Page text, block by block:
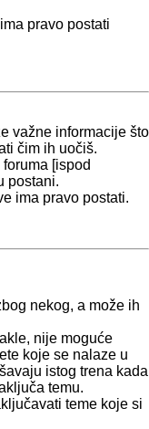
pravo postati
važne informacije što
čim ih uočiš.
[ispod
postani.
ima pravo postati.
nekog, a može ih
nije moguće
koje se nalaze u
istog trena kada
temu.
teme koje si